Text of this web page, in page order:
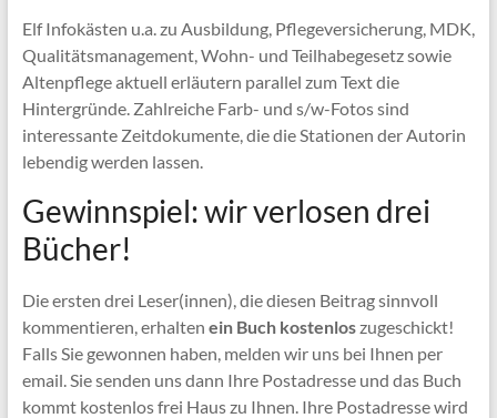
Elf Infokästen u.a. zu Ausbildung, Pflegeversicherung, MDK,
Qualitätsmanagement, Wohn- und Teilhabegesetz sowie
Altenpflege aktuell erläutern parallel zum Text die
Hintergründe. Zahlreiche Farb- und s/w-Fotos sind
interessante Zeitdokumente, die die Stationen der Autorin
lebendig werden lassen.
Gewinnspiel: wir verlosen drei
Bücher!
Die ersten drei Leser(innen), die diesen Beitrag sinnvoll
kommentieren, erhalten ein Buch kostenloszugeschickt!
Falls Sie gewonnen haben, melden wir uns bei Ihnen per
email. Sie senden uns dann Ihre Postadresse und das Buch
kommt kostenlos frei Haus zu Ihnen. Ihre Postadresse wird